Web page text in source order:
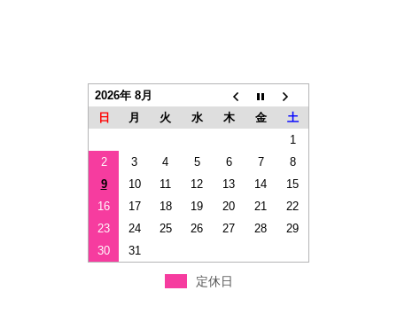
2026年 8月
日
月 火 水 木 金
土
1
2
3 4 5 6 7
8
9
10 11 12 13 14
15
16
17 18 19 20 21
22
23
24 25 26 27 28
29
30
31
定休日